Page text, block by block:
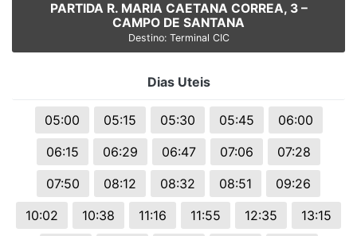
PARTIDA R. MARIA CAETANA CORREA, 3 –
CAMPO DE SANTANA
Destino: Terminal CIC
Dias Uteis
05:00 05:15 05:30 05:45
06:00
06:15
06:29 06:47 07:06
07:28
07:50
08:12 08:32 08:51
09:26
10:02
10:38 11:16 11:55 12:35
13:15